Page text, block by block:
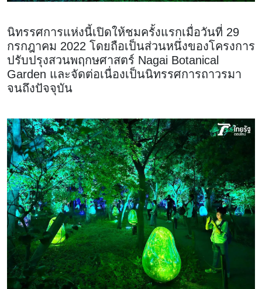
นิทรรศการแห่งนี้เปิดให้ชมครั้งแรกเมื่อวันที่ 29
กรกฎาคม 2022 โดยถือเป็นส่วนหนึ่งของโครงการ
ปรับปรุงสวนพฤกษศาสตร์ Nagai Botanical
Garden และจัดต่อเนื่องเป็นนิทรรศการถาวรมา
จนถึงปัจจุบัน